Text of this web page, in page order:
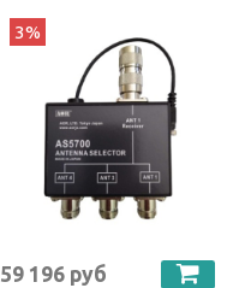
3%
59 196 руб